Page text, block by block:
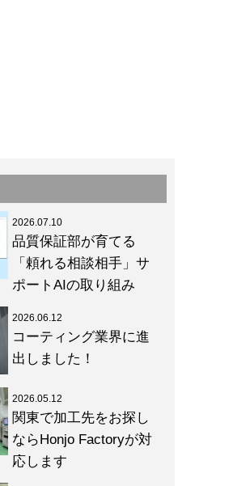
2026.07.10
品質保証部が育てる
「頼れる相談相手」サ
ポートAIの取り組み
2026.06.12
コーティング業界に進
出しました！
2026.05.12
関東で加工先をお探し
ならHonjo Factoryが対
応します